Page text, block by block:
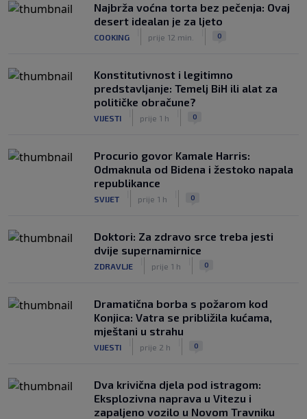
Najbrža voćna torta bez pečenja: Ovaj
desert idealan je za ljeto
COOKING prije 12 min. 0
Konstitutivnost i legitimno
predstavljanje: Temelj BiH ili alat za
političke obračune?
VIJESTI prije 1 h 0
Procurio govor Kamale Harris:
Odmaknula od Bidena i žestoko napala
republikance
SVIJET prije 1 h 0
Doktori: Za zdravo srce treba jesti
dvije supernamirnice
ZDRAVLJE prije 1 h 0
Dramatična borba s požarom kod
Konjica: Vatra se približila kućama,
mještani u strahu
VIJESTI prije 2 h 0
Dva krivična djela pod istragom:
Eksplozivna naprava u Vitezu i
zapaljeno vozilo u Novom Travniku